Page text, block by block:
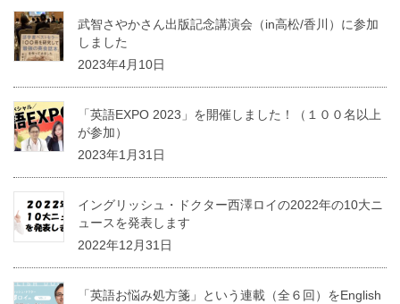
武智さやかさん出版記念講演会（in高松/香川）に参加
しました
2023年4月10日
「英語EXPO 2023」を開催しました！（１００名以上
が参加）
2023年1月31日
イングリッシュ・ドクター西澤ロイの2022年の10大ニ
ュースを発表します
2022年12月31日
「英語お悩み処方箋」という連載（全６回）をEnglish